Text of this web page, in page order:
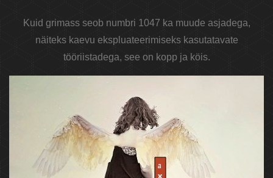
Kuid grimass seob numbri 1047 ka muude asjadega,
näiteks kaevu ekspluateerimiseks kasutatavate
tööriistadega, see on kopp ja köis.